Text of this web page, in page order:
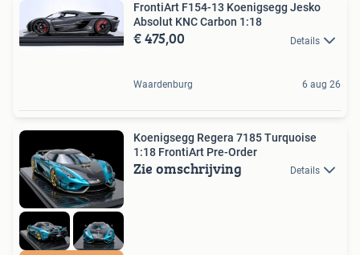
FrontiArt F154-13 Koenigsegg Jesko
Absolut KNC Carbon 1:18
€ 475,00 Details
Waardenburg 6 aug 26
Koenigsegg Regera 7185 Turquoise
1:18 FrontiArt Pre-Order
Zie omschrijving Details